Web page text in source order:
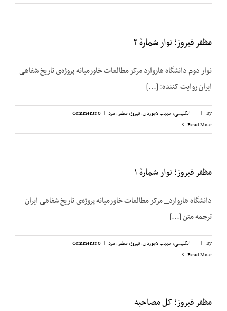
مظفر فیروز؛ نوار شمارهٔ ۲
نوار دوم دانشگاه هاروارد مرکز مطالعات خاورمیانه پروژه‌ی تاریخ شفاهی
ایران روایت کننده: [...]
By
|
| انگلیسی,حبیب لاجوردی,فیروز، ‌مظفر,مرد |
0 Comments
Read More
مظفر فیروز؛ نوار شمارهٔ ۱
دانشگاه هاروارد_ مرکز مطالعات خاورمیانه پروژه‌ی تاریخ شفاهی ایران
ترجمه متن [...]
By
|
| انگلیسی,حبیب لاجوردی,فیروز، ‌مظفر,مرد |
0 Comments
Read More
مظفر فیروز؛ کل مصاحبه